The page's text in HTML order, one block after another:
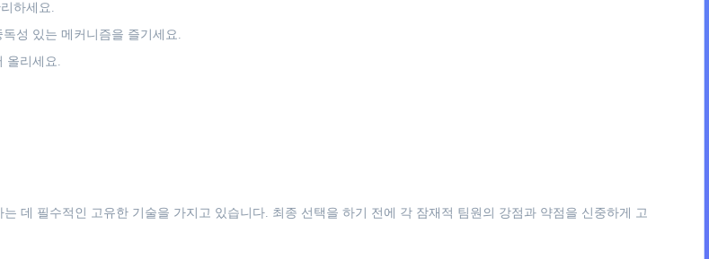
하세요.
성 있는 메커니즘을 즐기세요.
올리세요.
데 필수적인 고유한 기술을 가지고 있습니다. 최종 선택을 하기 전에 각 잠재적 팀원의 강점과 약점을 신중하게 고